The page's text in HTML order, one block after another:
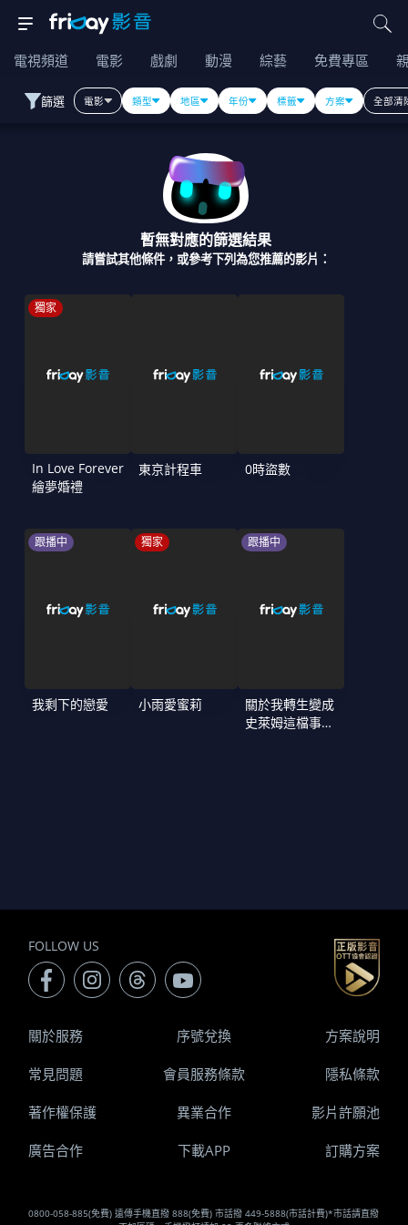
電視頻道 電影 戲劇 動漫 綜藝 免費專區
篩選 電影 類型 地區 年份 標籤 方案 全部清
暫無對應的篩選結果
請嘗試其他條件，或參考下列為您推薦的影片：
獨家
In Love Forever
繪夢婚禮
東京計程車 0時盜數
跟播中
我剩下的戀愛
獨家
小雨愛蜜莉
跟播中
關於我轉生變成
史萊姆這檔事
FOLLOW US
0800-058-885(免費) 遠傳手機直撥 888(免費) 市話撥 449-5888(市話計費)*市話請直撥
關於服務 序號兌換 方案說明
常見問題 會員服務條款 隱私條款
著作權保護 異業合作 影片許願池
廣告合作 下載APP 訂購方案